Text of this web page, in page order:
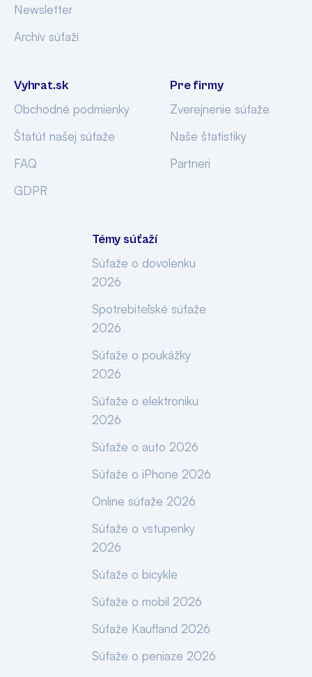
Newsletter
Archív súťaží
Vyhrat.sk
Obchodné podmienky
Štatút našej súťaže
FAQ
GDPR
Pre firmy
Zverejnenie súťaže
Naše štatistiky
Partneri
Témy súťaží
Súťaže o dovolenku
2026
Spotrebiteľské súťaže
2026
Súťaže o poukážky
2026
Súťaže o elektroniku
2026
Súťaže o auto 2026
Súťaže o iPhone 2026
Online súťaže 2026
Súťaže o vstupenky
2026
Súťaže o bicykle
Súťaže o mobil 2026
Súťaže Kaufland 2026
Súťaže o peniaze 2026